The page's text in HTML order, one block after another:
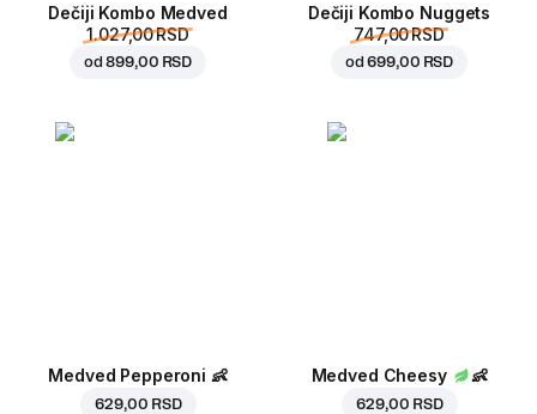
Dečiji Kombo Medved
1.027,00 RSD
od899,00 RSD
Dečiji Kombo Nuggets
747,00 RSD
od699,00 RSD
Medved Pepperoni 👶
629,00 RSD
Medved Cheesy 👶
629,00 RSD